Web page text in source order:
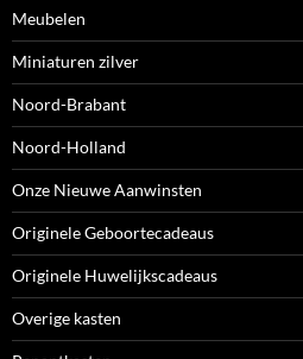
Meubelen
Miniaturen zilver
Noord-Brabant
Noord-Holland
Onze Nieuwe Aanwinsten
Originele Geboortecadeaus
Originele Huwelijkscadeaus
Overige kasten